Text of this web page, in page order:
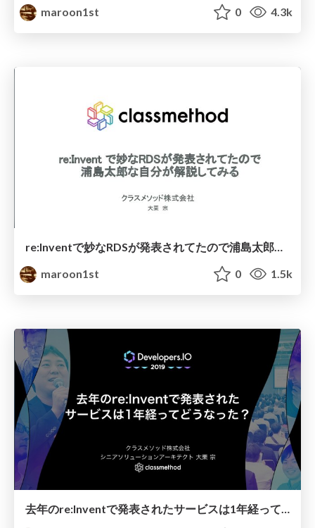
maroon1st 0 4.3k
re:Inventで妙なRDSが発表されてたので浦島太郎な自分が解説してみる
maroon1st
0 1.5k
去年のre:Inventで発表されたサービスは1年経ってどうなった？ /how-about-services-announced-at-reinvent-after-a-year